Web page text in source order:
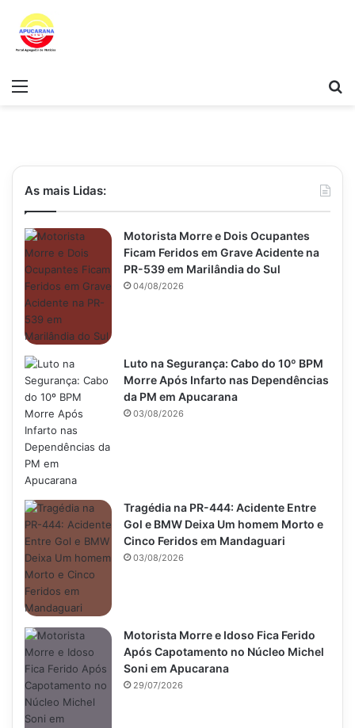
Menu
As mais Lidas:
Motorista Morre e Dois Ocupantes
Ficam Feridos em Grave Acidente na
PR-539 em Marilândia do Sul
04/08/2026
Luto na Segurança: Cabo do 10º BPM
Morre Após Infarto nas Dependências
da PM em Apucarana
03/08/2026
Tragédia na PR-444: Acidente Entre
Gol e BMW Deixa Um homem Morto e
Cinco Feridos em Mandaguari
03/08/2026
Motorista Morre e Idoso Fica Ferido
Após Capotamento no Núcleo Michel
Soni em Apucarana
29/07/2026